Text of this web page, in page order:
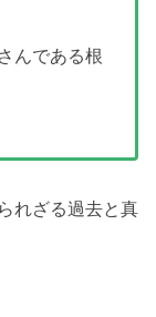
んである根
れざる過去と真